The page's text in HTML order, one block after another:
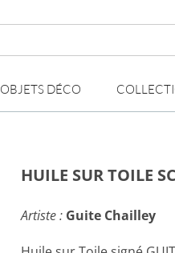
OBJETS DÉCO
HUILE SUR TOILE
Artiste : Guite Chailley